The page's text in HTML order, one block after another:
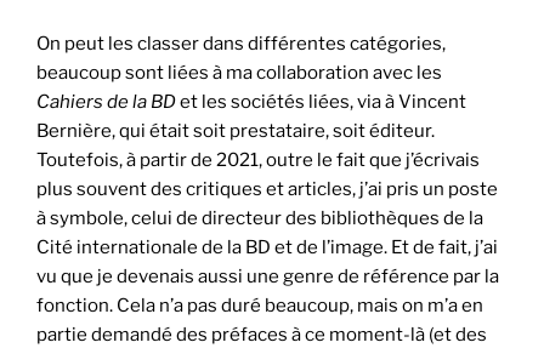
On peut les classer dans différentes catégories,
beaucoup sont liées à ma collaboration avec les
Cahiers de la BDet les sociétés liées, via à Vincent
Bernière, qui était soit prestataire, soit éditeur.
Toutefois, à partir de 2021, outre le fait que j’écrivais
plus souvent des critiques et articles, j’ai pris un poste
à symbole, celui de directeur des bibliothèques de la
Cité internationale de la BD et de l’image. Et de fait, j’ai
vu que je devenais aussi une genre de référence par la
fonction. Cela n’a pas duré beaucoup, mais on m’a en
partie demandé des préfaces à ce moment-là (et des